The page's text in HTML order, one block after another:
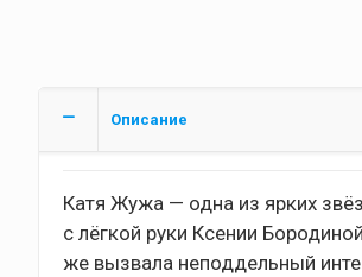
Описание
Катя Жужа — одна из ярких
с лёгкой руки Ксении
же вызвала неподдельный